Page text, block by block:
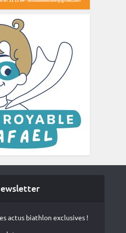
actus biathlon exclusives !